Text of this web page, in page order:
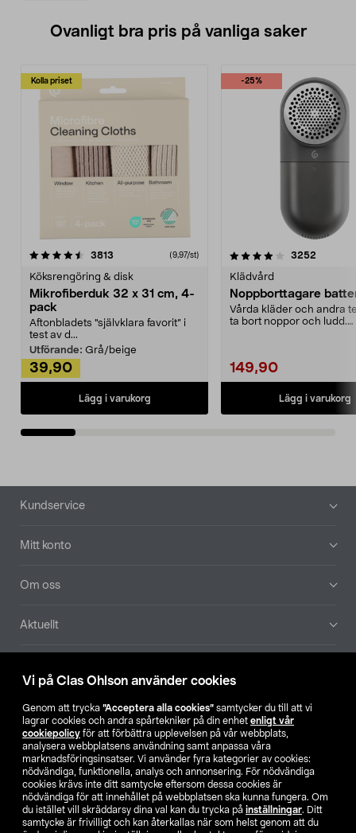
Vi på Clas Ohlson använder cookies
Genom att trycka ”Acceptera alla cookies” samtycker du till att vi
lagrar cookies och andra spårtekniker på din enhet enligt vår
cookiepolicy för att förbättra upplevelsen på vår webbplats,
analysera webbplatsens användning samt anpassa våra
marknadsföringsinsatser. Vi använder fyra kategorier av cookies:
nödvändiga, funktionella, analys och annonsering. För nödvändiga
cookies krävs inte ditt samtycke eftersom dessa cookies är
nödvändiga för att innehållet på webbplatsen ska kunna fungera. Om
du istället vill skräddarsy dina val kan du trycka på inställningar. Ditt
samtycke är frivilligt och kan återkallas när som helst genom att du
Ovanligt bra pris på vanliga saker
Kolla priset
3813 (9,97/st)
Köksrengöring & disk
Mikrofiberduk 32 x 31 cm, 4-
pack
Aftonbladets "självklara favorit” i
test av d...
Utförande: Grå/beige
39,90
Lägg i varukorg
-25%
4.0av 5 stjärnor 3252
Klädvård
Noppborttagare
Vårda kläder och andra
ta bort noppor och ludd.
149,90
Lägg i varukorg
4.5av 5 stjärnor
Sidfot
Kundservice
Mitt konto
Om oss
Aktuellt
Hitta butik
SE NO FI